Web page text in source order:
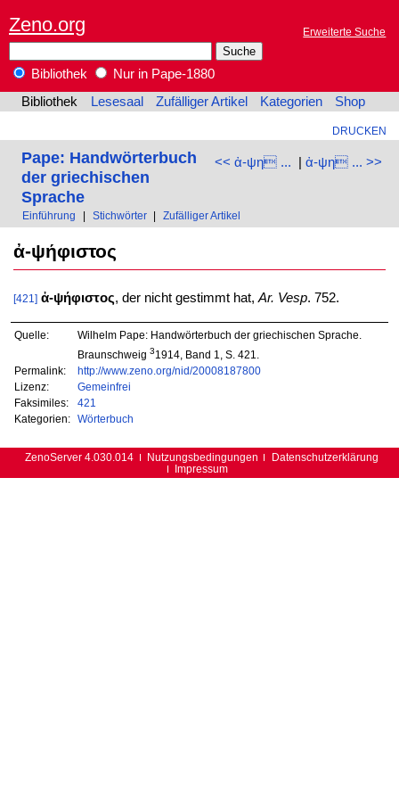
Zeno.org Erweiterte Suche
Bibliothek
Nur in Pape-1880
Bibliothek
Lesesaal Zufälliger Artikel Kategorien Shop
DRUCKEN
<< ἀ-ψη ... | ἀ-ψη ... >>
Pape: Handwörterbuch
der griechischen
Sprache
Einführung Stichwörter Zufälliger Artikel
ἀ-ψήφιστος
[421] ἀ-ψήφιστος, der nicht gestimmt hat,Ar. Vesp. 752.
Quelle:
Wilhelm Pape: Handwörterbuch der griechischen Sprache.
Braunschweig 31914, Band 1, S. 421.
Permalink:
http://www.zeno.org/nid/20008187800
Lizenz:
Gemeinfrei
Faksimiles:
421
Kategorien:
Wörterbuch
ZenoServer 4.030.014 Nutzungsbedingungen
Datenschutzerklärung
Impressum